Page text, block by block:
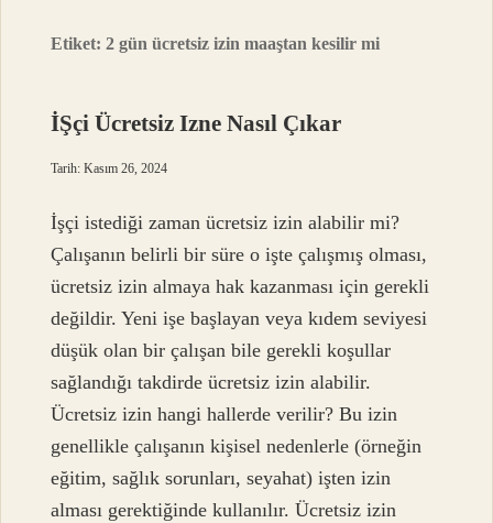
Etiket:2 gün ücretsiz izin maaştan kesilir mi
İŞçi Ücretsiz Izne Nasıl Çıkar
Tarih: Kasım 26, 2024
İşçi istediği zaman ücretsiz izin alabilir mi?
Çalışanın belirli bir süre o işte çalışmış olması,
ücretsiz izin almaya hak kazanması için gerekli
değildir. Yeni işe başlayan veya kıdem seviyesi
düşük olan bir çalışan bile gerekli koşullar
sağlandığı takdirde ücretsiz izin alabilir.
Ücretsiz izin hangi hallerde verilir? Bu izin
genellikle çalışanın kişisel nedenlerle (örneğin
eğitim, sağlık sorunları, seyahat) işten izin
alması gerektiğinde kullanılır. Ücretsiz izin